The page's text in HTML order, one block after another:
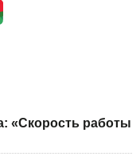
«Скорость работы